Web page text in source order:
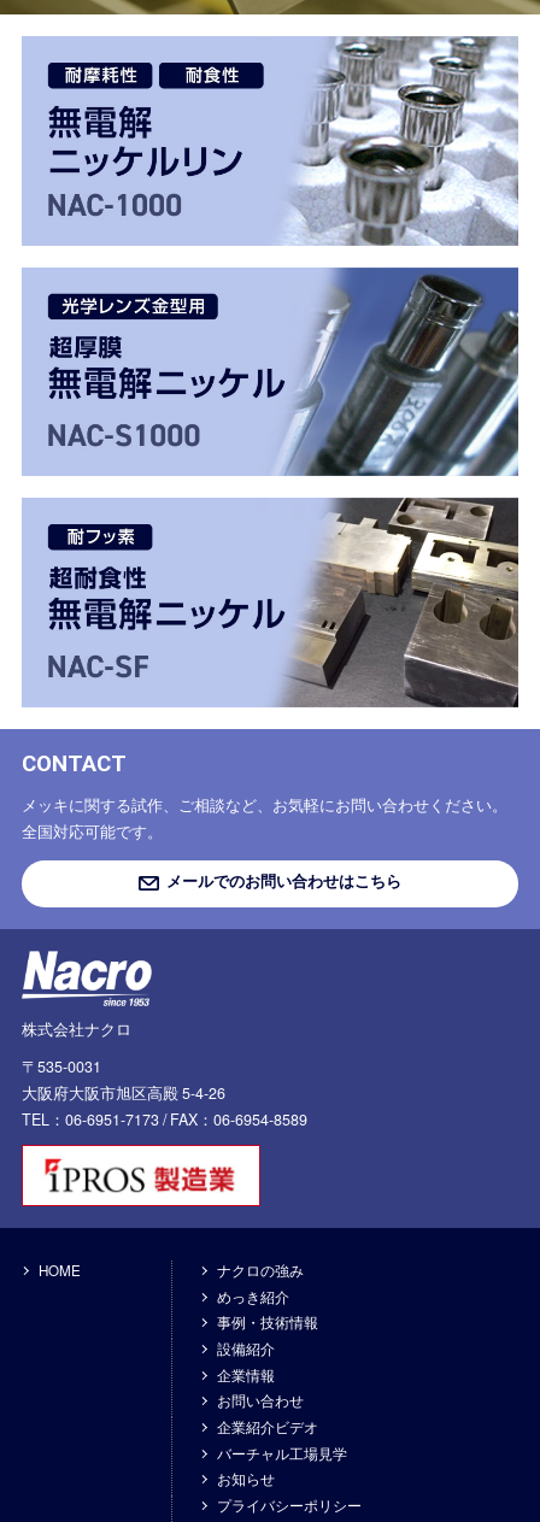
株式会社ナクロ
〒535-0031
大阪府大阪市旭区高殿 5-4-26
TEL：06-6951-7173 /FAX：06-6954-8589
CONTACT
メッキに関する試作、ご相談など、お気軽にお問い合わせください。
全国対応可能です。
メールでのお問い合わせはこちら
HOME
ナクロの強み
めっき紹介
事例・技術情報
設備紹介
企業情報
お問い合わせ
企業紹介ビデオ
バーチャル工場見学
お知らせ
プライバシーポリシー